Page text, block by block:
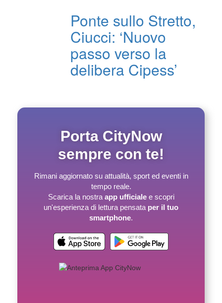
Ponte sullo Stretto,
Ciucci: ‘Nuovo
passo verso la
delibera Cipess’
Porta CityNow
sempre con te!
Rimani aggiornato su attualità, sport ed eventi in
tempo reale.
Scarica la nostra app ufficialee scopri
un'esperienza di lettura pensata per il tuo
smartphone.